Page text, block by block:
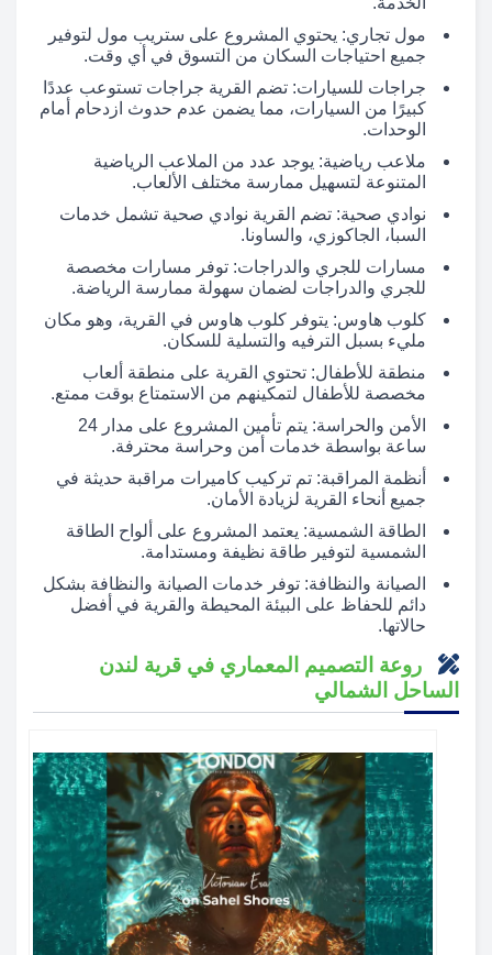
مول تجاري: يحتوي المشروع على ستريب مول لتوفير
جميع احتياجات السكان من التسوق في أي وقت.
جراجات للسيارات: تضم القرية جراجات تستوعب عددًا
كبيرًا من السيارات، مما يضمن عدم حدوث ازدحام أمام
الوحدات.
ملاعب رياضية: يوجد عدد من الملاعب الرياضية
المتنوعة لتسهيل ممارسة مختلف الألعاب.
نوادي صحية: تضم القرية نوادي صحية تشمل خدمات
السبا، الجاكوزي، والساونا.
مسارات للجري والدراجات: توفر مسارات مخصصة
للجري والدراجات لضمان سهولة ممارسة الرياضة.
كلوب هاوس: يتوفر كلوب هاوس في القرية، وهو مكان
مليء بسبل الترفيه والتسلية للسكان.
منطقة للأطفال: تحتوي القرية على منطقة ألعاب
مخصصة للأطفال لتمكينهم من الاستمتاع بوقت ممتع.
الأمن والحراسة: يتم تأمين المشروع على مدار 24
ساعة بواسطة خدمات أمن وحراسة محترفة.
أنظمة المراقبة: تم تركيب كاميرات مراقبة حديثة في
جميع أنحاء القرية لزيادة الأمان.
الطاقة الشمسية: يعتمد المشروع على ألواح الطاقة
الشمسية لتوفير طاقة نظيفة ومستدامة.
الصيانة والنظافة: توفر خدمات الصيانة والنظافة بشكل
دائم للحفاظ على البيئة المحيطة والقرية في أفضل
حالاتها.
روعة التصميم المعماري في قرية لندن
الساحل الشمالي